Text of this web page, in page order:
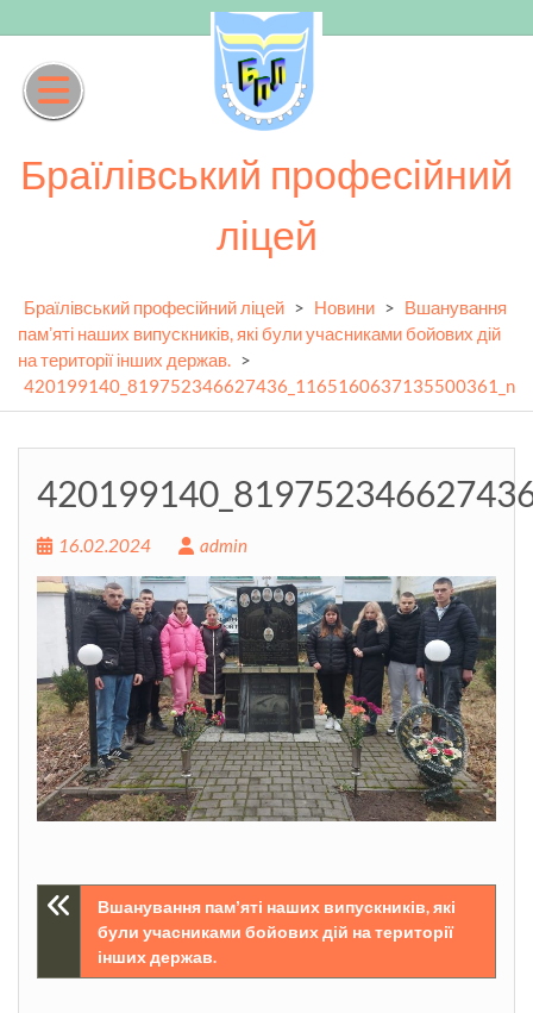
to
content
Браїлівський професійний
ліцей
Браїлівський професійний ліцей > Новини > Вшанування
памʼяті наших випускників, які були учасниками бойових дій
на території інших держав. >
420199140_819752346627436_1165160637135500361_n
16.02.2024 admin
Навігація
записів
Вшанування памʼяті наших випускників, які
були учасниками бойових дій на території
інших держав.